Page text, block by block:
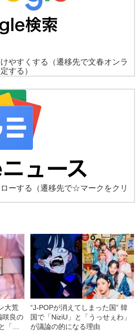
やすくする
（遷移先で文春オンラ
する）
ーする
（遷移先で☆マークをクリ
大荒
咲良の
行
“J-POPが消えてしまった国” 韓
国で「NiziU」と「うっせぇわ」
が議論の的になる理由